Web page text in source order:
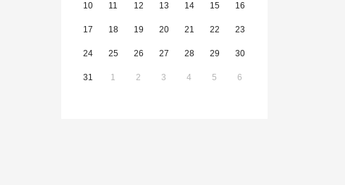
10 11 12 13 14 15 16
17 18 19 20 21 22 23
24 25 26 27 28 29 30
31 1 2 3 4 5 6